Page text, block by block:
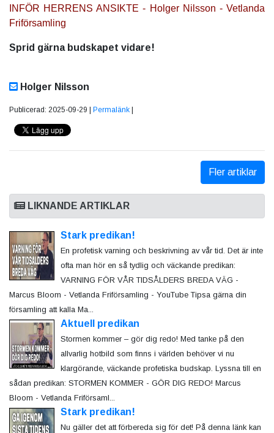
INFÖR HERRENS ANSIKTE - Holger Nilsson - Vetlanda
Friförsamling
Sprid gärna budskapet vidare!
Holger Nilsson
Publicerad: 2025-09-29 | Permalänk
Fler artiklar
LIKNANDE ARTIKLAR
Stark predikan!
En profetisk varning och beskrivning av vår tid. Det är inte
ofta man hör en så tydlig och väckande predikan:
VARNING FÖR VÅR TIDSÅLDERS BREDA VÄG -
Marcus Bloom - Vetlanda Friförsamling - YouTube Tipsa gärna din
församling att kalla Ma...
Aktuell predikan
Stormen kommer – gör dig redo! Med tanke på den
allvarlig hotbild som finns i världen behöver vi nu
klargörande, väckande profetiska budskap. Lyssna till en
sådan predikan: STORMEN KOMMER - GÖR DIG REDO! Marcus
Bloom - Vetlanda Friförsaml...
Stark predikan!
Nu gäller det att förbereda sig för det! På denna länk kan